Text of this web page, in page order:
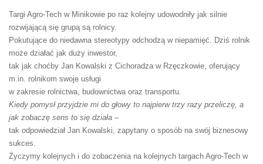
Targi Agro-Tech w Minikowie po raz kolejny udowodniły jak silnie
rozwijającą się grupą są rolnicy.
Pokutujące do niedawna stereotypy odchodzą w niepamięć. Dziś rolnik
może działać jak duży inwestor,
tak jak choćby Jan Kowalski z Cichoradza w Rzęczkowie, oferujący
m.in. rolnikom swoje usługi
w zakresie rolnictwa, budownictwa oraz transportu.
Kiedy pomysł przyjdzie mi do głowy to najpierw trzy razy przeliczę, a
jak zobaczę sens to się działa –
tak odpowiedział Jan Kowalski, zapytany o sposób na swój biznesowy
sukces.
Życzymy kolejnych i do zobaczenia na kolejnych targach Agro-Tech w